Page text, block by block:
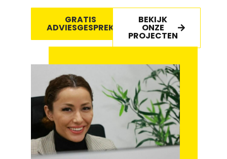
GRATIS
ADVIESGESPREK
BEKIJK
ONZE
PROJECTEN